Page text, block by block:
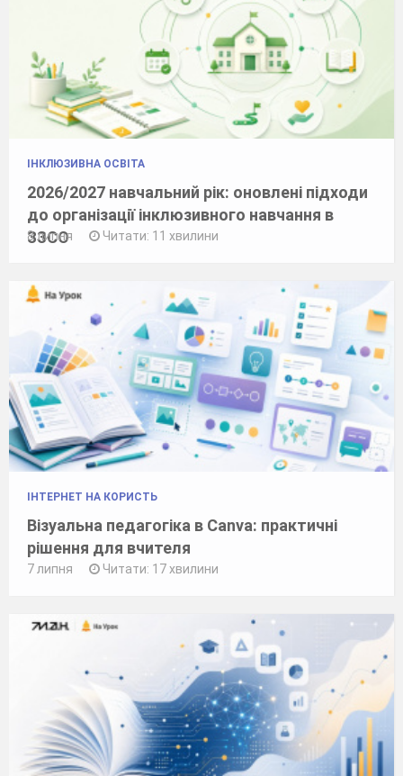
ІНКЛЮЗИВНА ОСВІТА
2026/2027 навчальний рік: оновлені підходи
до організації інклюзивного навчання в
ЗЗСО
8 липня Читати: 11 хвилини
ІНТЕРНЕТ НА КОРИСТЬ
Візуальна педагогіка в Canva: практичні
рішення для вчителя
7 липня Читати: 17 хвилини